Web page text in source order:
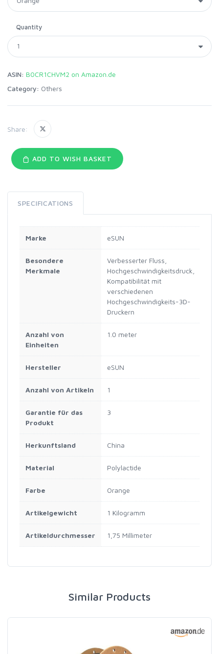
Quantity
ASIN: B0CR1CHVM2 on Amazon.de
Category: Others
Share:
ADD TO WISH BASKET
SPECIFICATIONS
Marke eSUN
Besondere
Merkmale
Verbesserter Fluss,
Hochgeschwindigkeitsdruck,
Kompatibilität mit
verschiedenen
Hochgeschwindigkeits-3D-
Druckern
Anzahl von
Einheiten
1.0 meter
Hersteller eSUN
Anzahl von Artikeln 1
Garantie für das
Produkt
3
Herkunftsland China
Material Polylactide
Farbe Orange
Artikelgewicht 1 Kilogramm
Artikeldurchmesser 1,75 Millimeter
Similar Products